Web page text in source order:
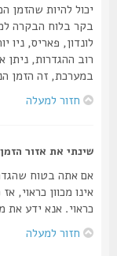
יכול להיות שהזמן
בקר בלוח הבקרה
לונדון, פאריס, ניו
רוב ההגדרות, ניתן אך
במערכת, זה הזמן הנכון
חזור למעלה
שינתי את אזור הזמן
אם אתה בטוח שהגדרת את
אינו מכוון כראוי, אז
כראוי. אנא ידע את
חזור למעלה